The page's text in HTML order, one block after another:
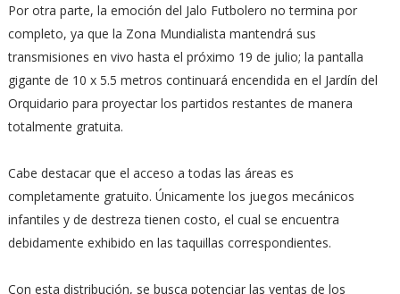
Por otra parte, la emoción del Jalo Futbolero no termina por
completo, ya que la Zona Mundialista mantendrá sus
transmisiones en vivo hasta el próximo 19 de julio; la pantalla
gigante de 10 x 5.5 metros continuará encendida en el Jardín del
Orquidario para proyectar los partidos restantes de manera
totalmente gratuita.
Cabe destacar que el acceso a todas las áreas es
completamente gratuito. Únicamente los juegos mecánicos
infantiles y de destreza tienen costo, el cual se encuentra
debidamente exhibido en las taquillas correspondientes.
Con esta distribución, se busca potenciar las ventas de los